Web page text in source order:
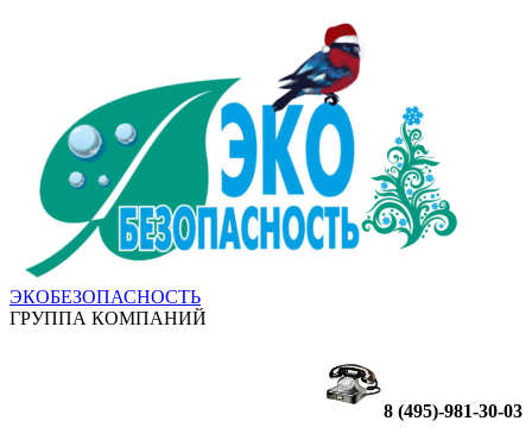
ЭКОБЕЗОПАСНОСТЬ
ГРУППА КОМПАНИЙ
8 (495)-981-30-03